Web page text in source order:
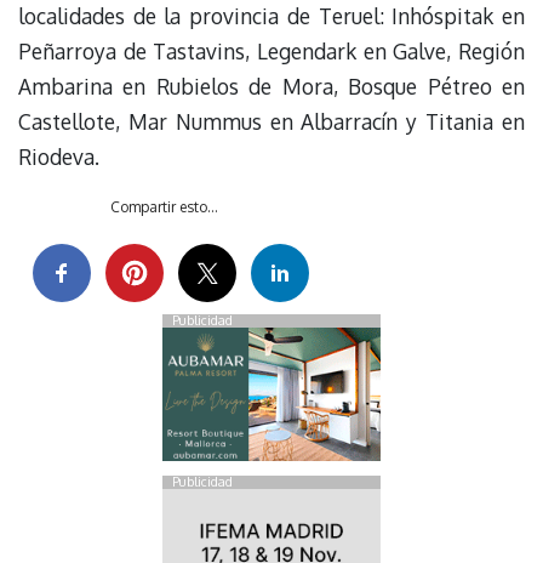
localidades de la provincia de Teruel: Inhóspitak en
Peñarroya de Tastavins, Legendark en Galve, Región
Ambarina en Rubielos de Mora, Bosque Pétreo en
Castellote, Mar Nummus en Albarracín y Titania en
Riodeva.
Compartir esto...
Publicidad
Publicidad